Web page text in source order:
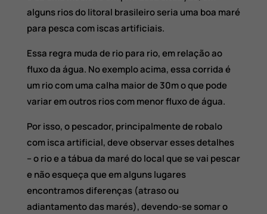
alguns rios do litoral brasileiro seria uma boa maré
para pesca com iscas artificiais.
Essa regra muda de rio para rio, em relação ao
fluxo da água. No exemplo acima, essa corrida é
um rio com uma calha maior de 30m o que pode
variar em outros rios com menor fluxo de água.
Por isso, o pescador, principalmente de robalo
com isca artificial, deve observar esses detalhes
– o rio e a tábua da maré do local que se vai pescar
e não esqueça que em alguns lugares
encontramos diferenças (atraso ou
adiantamento das marés), devendo-se somar o